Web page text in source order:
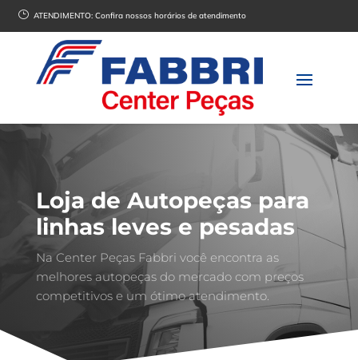
} ATENDIMENTO:Confira nossos horários de atendimento
Loja de Autopeças para
linhas leves e pesadas
Na Center Peças Fabbri você encontra as
melhores autopeças do mercado com preços
competitivos e um ótimo atendimento.